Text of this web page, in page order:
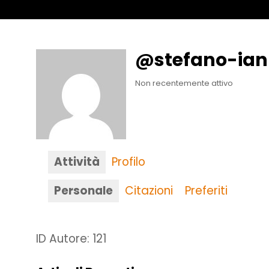
@stefano-
Non recentemente attivo
Attività
Profilo
Personale
Citazioni Preferiti
ID Autore: 121